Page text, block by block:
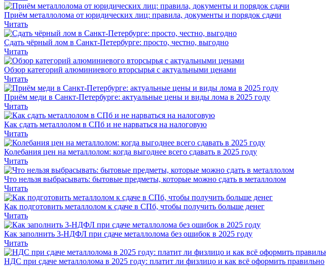
Приём металлолома от юридических лиц: правила, документы и порядок сдачи
Читать
Сдать чёрный лом в Санкт-Петербурге: просто, честно, выгодно
Читать
Обзор категорий алюминиевого вторсырья с актуальными ценами
Читать
Приём меди в Санкт-Петербурге: актуальные цены и виды лома в 2025 году
Читать
Как сдать металлолом в СПб и не нарваться на налоговую
Читать
Колебания цен на металлолом: когда выгоднее всего сдавать в 2025 году
Читать
Что нельзя выбрасывать: бытовые предметы, которые можно сдать в металлолом
Читать
Как подготовить металлолом к сдаче в СПб, чтобы получить больше денег
Читать
Как заполнить 3-НДФЛ при сдаче металлолома без ошибок в 2025 году
Читать
НДС при сдаче металлолома в 2025 году: платит ли физлицо и как всё оформить правильно